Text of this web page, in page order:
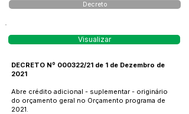
Decreto
Visualizar
DECRETO Nº 000322/21 de 1 de Dezembro de
2021
Abre crédito adicional - suplementar - originário
do orçamento geral no Orçamento programa de
2021.